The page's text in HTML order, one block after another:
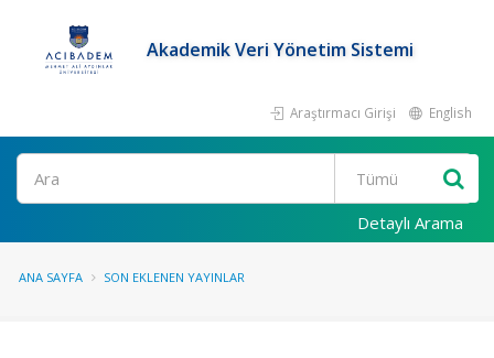
Akademik Veri Yönetim Sistemi
Araştırmacı Girişi English
Ara
Detaylı Arama
ANA SAYFA SON EKLENEN YAYINLAR